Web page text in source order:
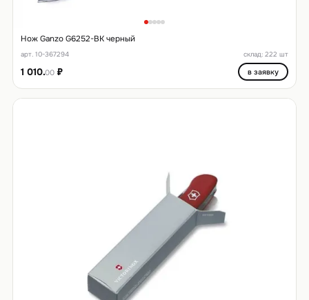
Нож Ganzo G6252-BK черный
арт. 10-367294 склад: 222 шт
1 010.00₽ в заявку